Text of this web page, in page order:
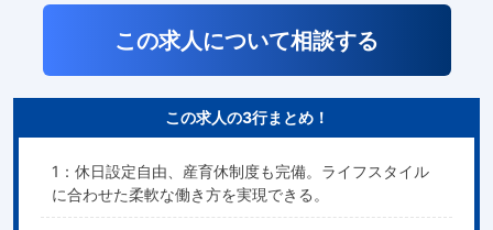
この求人について相談する
この求人の3行まとめ！
1：休日設定自由、産育休制度も完備。ライフスタイル
に合わせた柔軟な働き方を実現できる。